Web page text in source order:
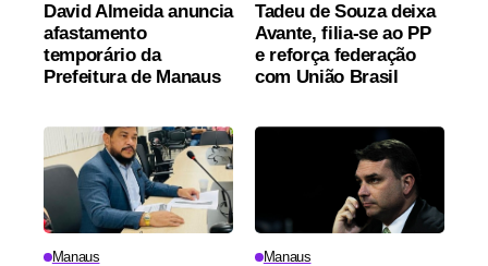
David Almeida anuncia
afastamento
temporário da
Prefeitura de Manaus
Tadeu de Souza deixa
Avante, filia-se ao PP
e reforça federação
com União Brasil
Manaus Manaus